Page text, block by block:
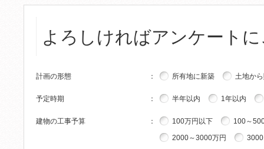
よろしければアンケート
計画の形態 ： 所有地に新築 土地か
予定時期 ： 半年以内 1年以内
建物の工事予算 ： 100万円以下
100～
2000～3000万円